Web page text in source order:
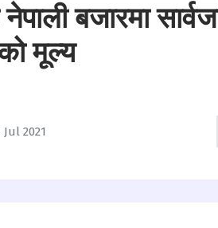
बजारमा
मूल्य
2021